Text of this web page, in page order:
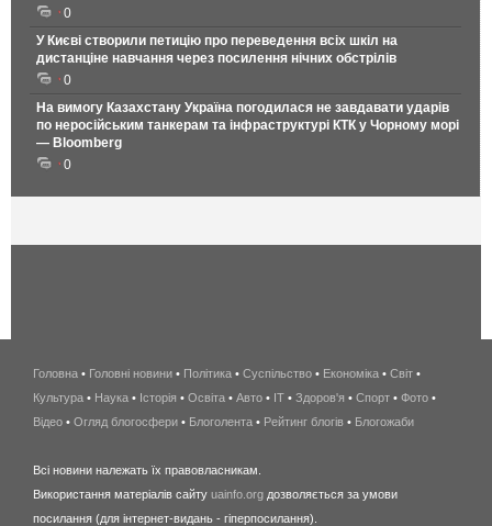
0
У Києві створили петицію про переведення всіх шкіл на
дистанціне навчання через посилення нічних обстрілів
0
На вимогу Казахстану Україна погодилася не завдавати ударів
по неросійським танкерам та інфраструктурі КТК у Чорному морі
— Bloomberg
0
беспроводной
интернет
киев
wimax
Головна • Головні новини • Політика • Суспільство • Економіка • Світ •
Культура • Наука • Історія • Освіта • Авто • IT • Здоров'я • Спорт • Фото •
Відео • Огляд блогосфери • Блоголента • Рейтинг блогів • Блогожаби
Всі новини належать їх правовласникам.
Використання матеріалів сайту uainfo.org дозволяється за умови
посилання (для інтернет-видань - гіперпосилання).